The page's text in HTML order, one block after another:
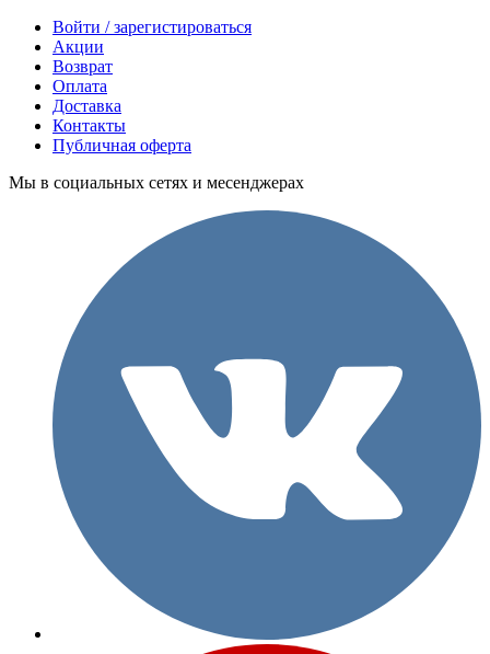
Войти / зарегистироваться
Акции
Возврат
Оплата
Доставка
Контакты
Публичная оферта
Мы в социальных сетях и месенджерах